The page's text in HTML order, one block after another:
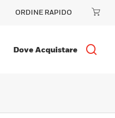
ORDINE RAPIDO
Dove Acquistare